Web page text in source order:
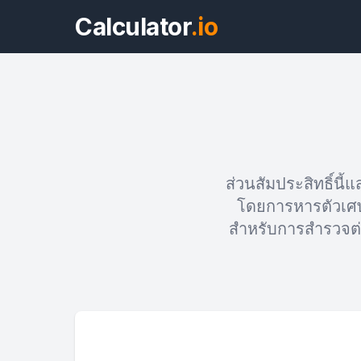
Calculator.io
ส่วนสัมประสิทธิ์นี้แ
โดยการหารตัวเ
สำหรับการสำรว